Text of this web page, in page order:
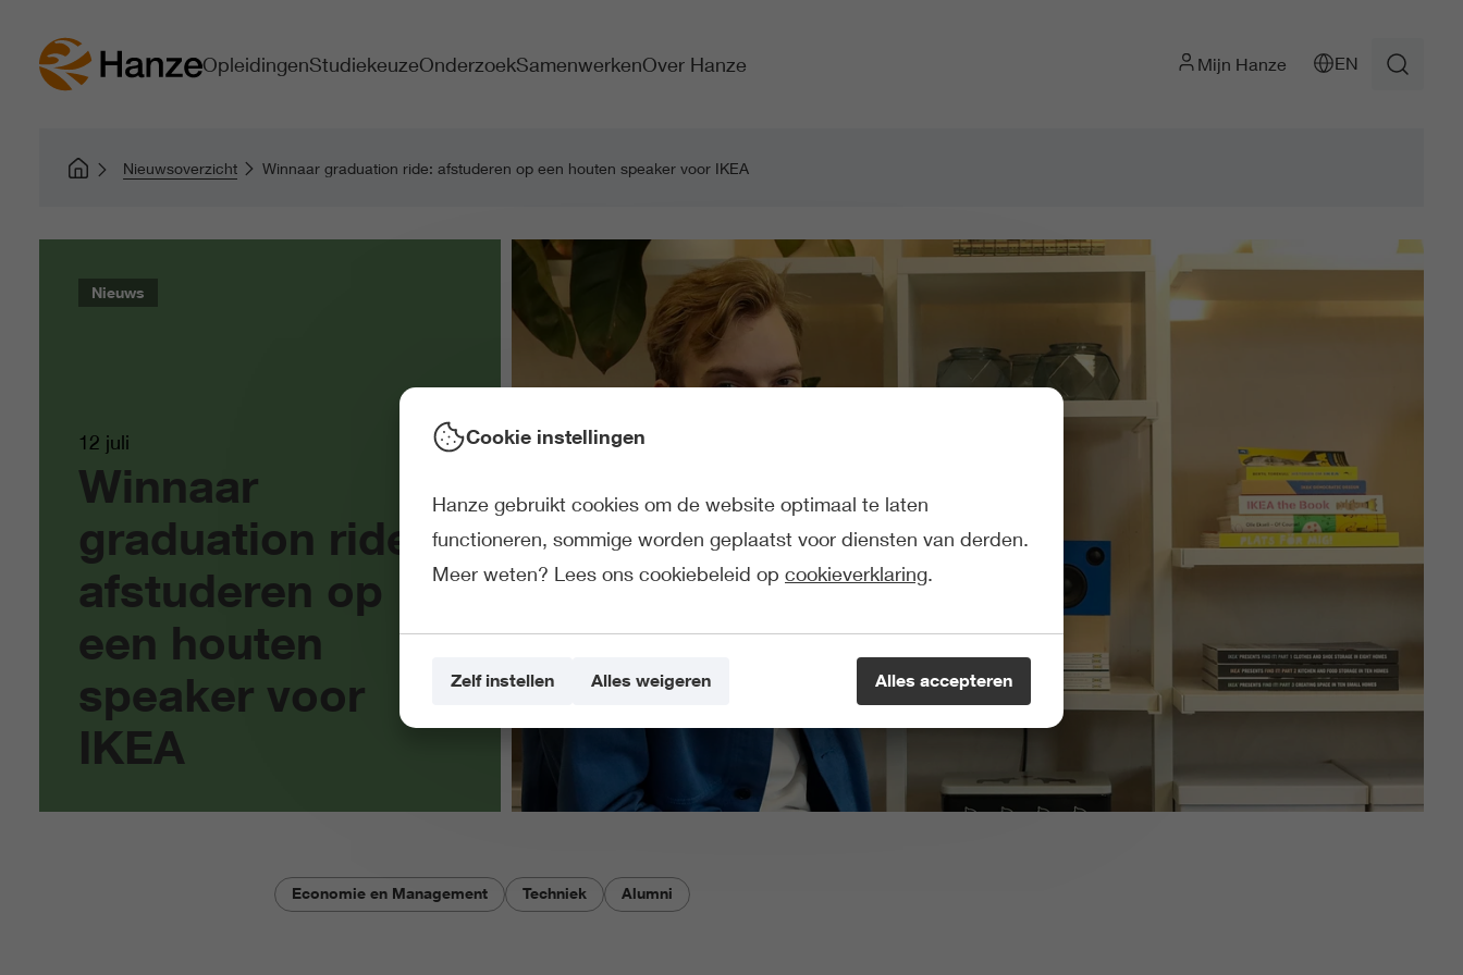
OpleidingenStudiekeuzeOnderzoekSamenwerkenOver Hanze Mijn Hanze EN
Nieuwsoverzicht Winnaar graduation ride: afstuderen op een houten speaker voor IKEA
Winnaar
graduation ride:
afstuderen op
een houten
speaker voor
IKEA
12 juli
Nieuws
Economie en Management Techniek Alumni
Cookie instellingen
Hanze gebruikt cookies om de website optimaal te laten
functioneren, sommige worden geplaatst voor diensten van derden.
Meer weten? Lees ons cookiebeleid op cookieverklaring.
Alles accepteren
Zelf instellen Alles weigeren